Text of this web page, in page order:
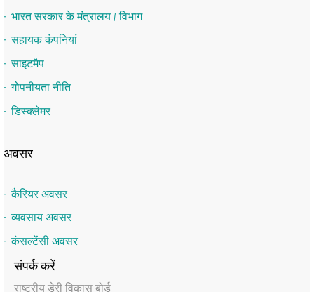
भारत सरकार के मंत्रालय / विभाग
सहायक कंपनियां
साइटमैप
गोपनीयता नीति
डिस्क्लेमर
अवसर
कैरियर अवसर
व्यवसाय अवसर
कंसल्टेंसी अवसर
संपर्क करें
राष्‍ट्रीय डेरी विकास बोर्ड